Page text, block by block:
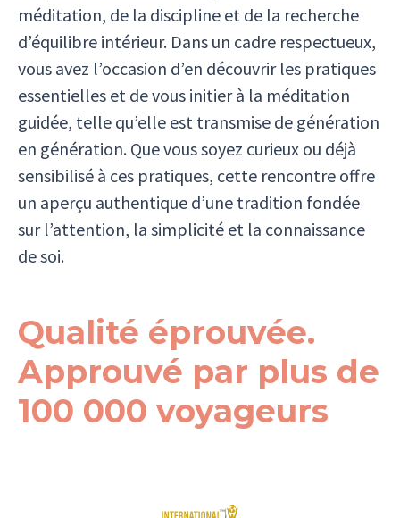
méditation, de la discipline et de la recherche
d’équilibre intérieur. Dans un cadre respectueux,
vous avez l’occasion d’en découvrir les pratiques
essentielles et de vous initier à la méditation
guidée, telle qu’elle est transmise de génération
en génération. Que vous soyez curieux ou déjà
sensibilisé à ces pratiques, cette rencontre offre
un aperçu authentique d’une tradition fondée
sur l’attention, la simplicité et la connaissance
de soi.
Qualité éprouvée.
Approuvé par plus de
100 000 voyageurs